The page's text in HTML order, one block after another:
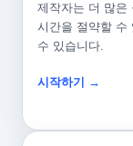
제작자는 더 많은
시간을 절약할 수
수 있습니다.
시작하기 →